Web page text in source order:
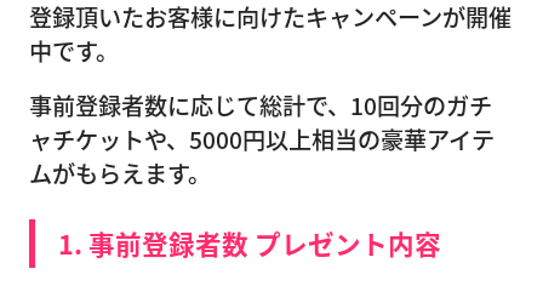
登録頂いたお客様に向けたキャンペーンが開催
中です。
事前登録者数に応じて総計で、10回分のガチ
ャチケットや、5000円以上相当の豪華アイテ
ムがもらえます。
1. 事前登録者数 プレゼント内容